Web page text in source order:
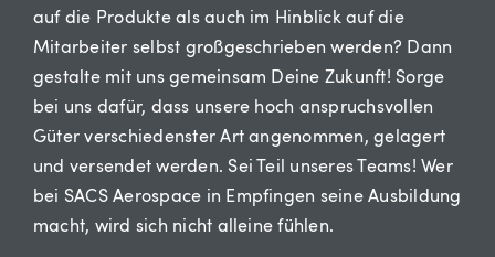
auf die Produkte als auch im Hinblick auf die
Mitarbeiter selbst großgeschrieben werden? Dann
gestalte mit uns gemeinsam Deine Zukunft! Sorge
bei uns dafür, dass unsere hoch anspruchsvollen
Güter verschiedenster Art angenommen, gelagert
und versendet werden. Sei Teil unseres Teams!Wer
bei SACS Aerospace in Empfingen seine Ausbildung
macht, wird sich nicht alleine fühlen.